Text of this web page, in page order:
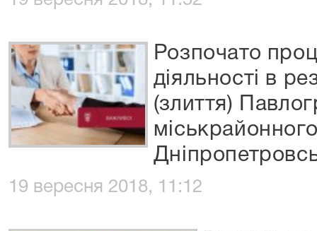
Розпочато
діяльності в
(злиття)
19 вересня 2018, 11:12